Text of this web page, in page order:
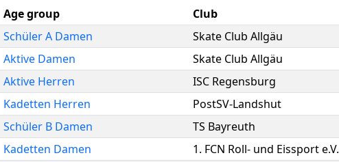
Age group
Club
Schüler A Damen
Skate Club Allgäu
Aktive Damen
Skate Club Allgäu
Aktive Herren
ISC Regensburg
Kadetten Herren
PostSV-Landshut
Schüler B Damen
TS Bayreuth
Kadetten Damen
1. FCN Roll- und Eissport e.V.